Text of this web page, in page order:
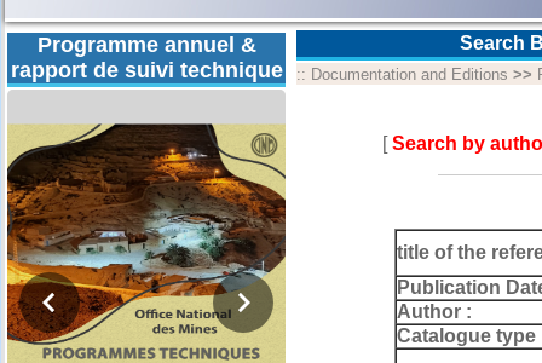
Programme annuel &
rapport de suivi technique
Search
:: Documentation and Editions >>
[Search by
title of the
Publication
Author :
Catalogue type